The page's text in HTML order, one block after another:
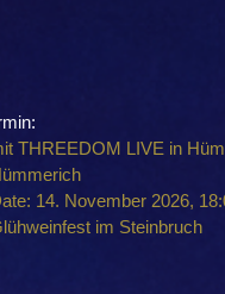
THREEDOM LIVE in
14. November 2026,
im Steinbruch